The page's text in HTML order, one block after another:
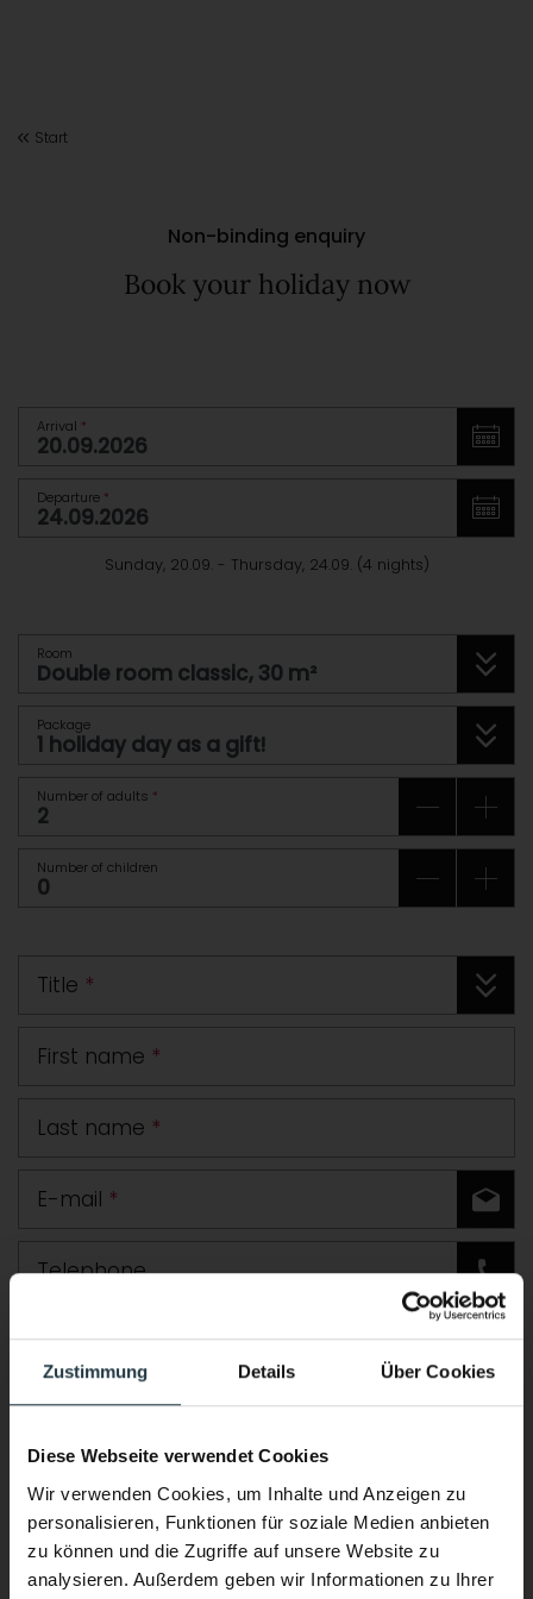
Zustimmung Details Über Cookies
Diese Webseite verwendet Cookies
Wir verwenden Cookies, um Inhalte und Anzeigen zu
personalisieren, Funktionen für soziale Medien anbieten
zu können und die Zugriffe auf unsere Website zu
analysieren. Außerdem geben wir Informationen zu Ihrer
Start
Non-binding enquiry
Book your holiday now
Arrival *
Departure *
Sunday, 20.09. - Thursday, 24.09. (4 nights)
Room
Package
Number of adults *
Number of children
Title *
First name *
Last name *
E-mail *
Telephone
Road
Postcode Town
Country
Comment